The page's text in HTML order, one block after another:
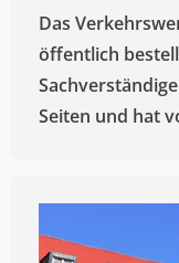
Das
öffentlich
Seiten und hat